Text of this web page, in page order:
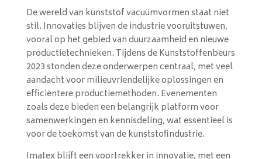
De wereld van kunststof vacuümvormen staat niet
stil. Innovaties blijven de industrie vooruitstuwen,
vooral op het gebied van duurzaamheid en nieuwe
productietechnieken. Tijdens de Kunststoffenbeurs
2023 stonden deze onderwerpen centraal, met veel
aandacht voor milieuvriendelijke oplossingen en
efficiëntere productiemethoden. Evenementen
zoals deze bieden een belangrijk platform voor
samenwerkingen en kennisdeling, wat essentieel is
voor de toekomst van de kunststofindustrie.